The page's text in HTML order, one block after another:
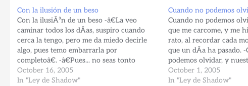
Con la ilusión de un beso
Con la ilusiÃ³n de un beso -â€La veo
caminar todos los dÃ­as, suspiro cuando
cerca la tengo, pero me da miedo decirle
algo, pues temo embarrarla por
completoâ€. -â€Pues... no seas tonto
Shadowargel, mas bien... toma tu la
iniciativa, Â¿porquÃ© no la invitas a tu
October 16, 2005
In "Ley de Shadow"
Cuando no podemos
Cuando no podemos
que me carcome, y me
rato, al recordar cada
que un dÃ­a ha pasado.
podemos olvidar, y
demasiado, nos resulta
imposible, de lo que mas
October 1, 2005
In "Ley de Shadow"